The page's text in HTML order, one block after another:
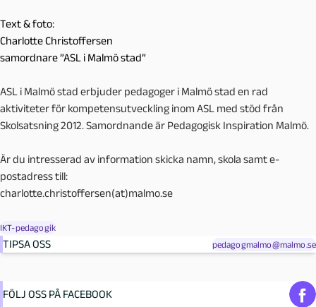
Text & foto:
Charlotte Christoffersen
samordnare ”ASL i Malmö stad”
ASL i Malmö stad erbjuder pedagoger i Malmö stad en rad
aktiviteter för kompetensutveckling inom ASL med stöd från
Skolsatsning 2012. Samordnande är Pedagogisk Inspiration Malmö.
Är du intresserad av information skicka namn, skola samt e-
postadress till:
charlotte.christoffersen(at)malmo.se
IKT-pedagogik
TIPSA OSS pedagogmalmo@malmo.se
FÖLJ OSS PÅ FACEBOOK